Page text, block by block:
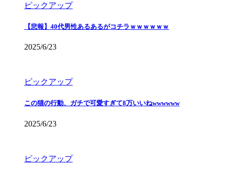
ピックアップ
【悲報】40代男性あるあるがコチラｗｗｗｗｗｗ
2025/6/23
ピックアップ
この猫の行動、ガチで可愛すぎて8万いいねwwwwww
2025/6/23
ピックアップ